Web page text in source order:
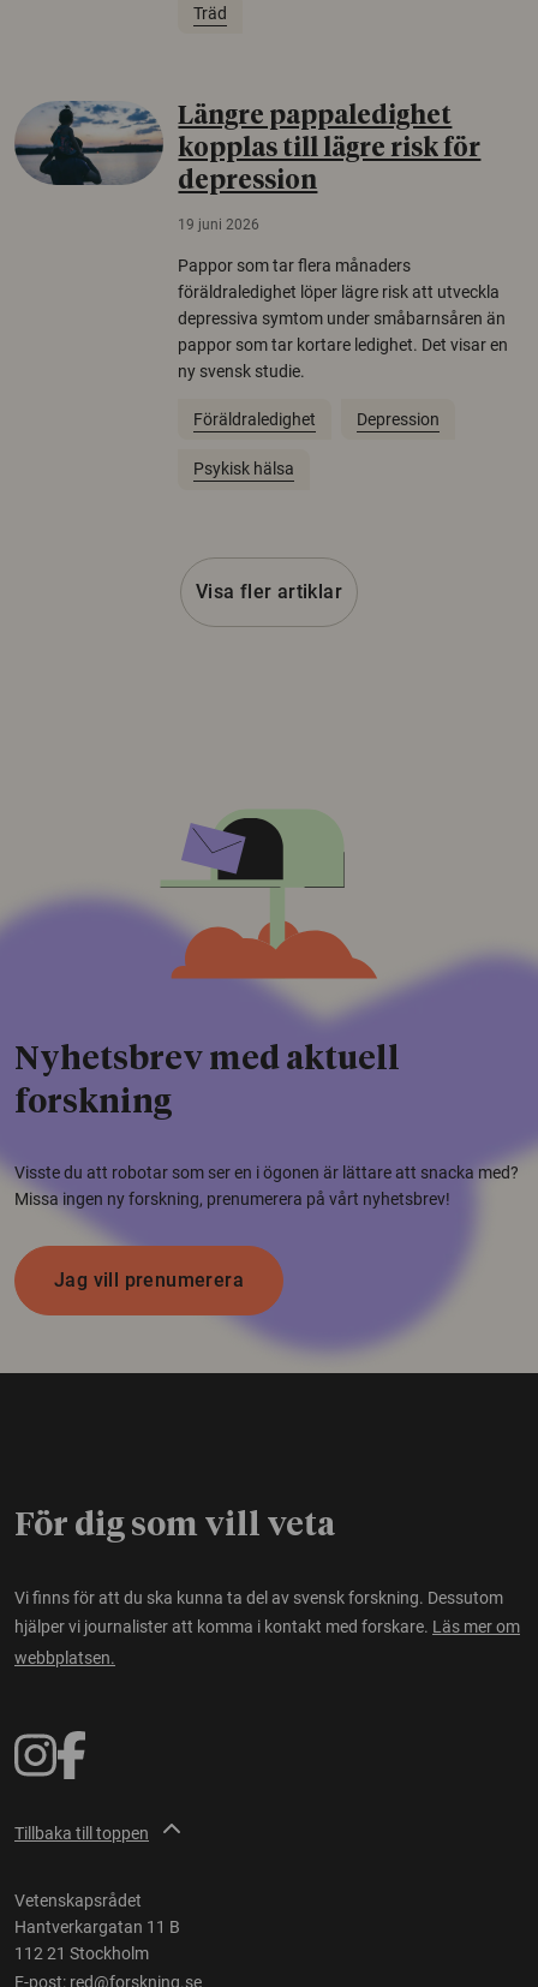
Träd
Längre pappaledighet
kopplas till lägre risk för
depression
19 juni 2026
Pappor som tar flera månaders
föräldraledighet löper lägre risk att utveckla
depressiva symtom under småbarnsåren än
pappor som tar kortare ledighet. Det visar en
ny svensk studie.
Föräldraledighet Depression
Psykisk hälsa
Visa fler artiklar
Nyhetsbrev med aktuell
forskning
Visste du att robotar som ser en i ögonen är lättare att snacka med?
Missa ingen ny forskning, prenumerera på vårt nyhetsbrev!
Jag vill prenumerera
För dig som vill veta
Vi finns för att du ska kunna ta del av svensk forskning. Dessutom
hjälper vi journalister att komma i kontakt med forskare. Läs mer om
webbplatsen.
Tillbaka till toppen
Vetenskapsrådet
Hantverkargatan 11 B
112 21 Stockholm
E-post: red@forskning.se